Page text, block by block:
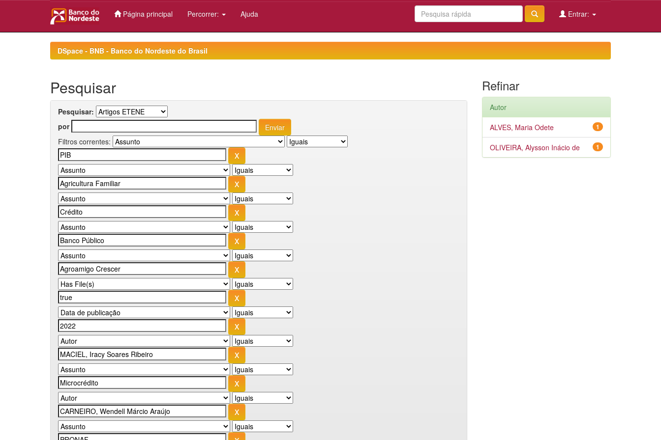
Página principal Percorrer: Ajuda Entrar:
DSpace - BNB - Banco do Nordeste do Brasil
Pesquisar
Pesquisar:
por
Filtros correntes:
Refinar
Autor
1
ALVES, Maria Odete
1
OLIVEIRA, Alysson Inácio de